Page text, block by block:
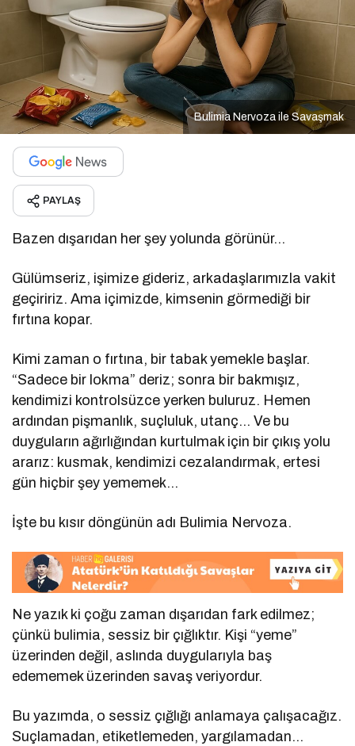
Bulimia Nervoza ile Savaşmak
PAYLAŞ
Bazen dışarıdan her şey yolunda görünür…
Gülümseriz, işimize gideriz, arkadaşlarımızla vakit
geçiririz. Ama içimizde, kimsenin görmediği bir
fırtına kopar.
Kimi zaman o fırtına, bir tabak yemekle başlar.
“Sadece bir lokma” deriz; sonra bir bakmışız,
kendimizi kontrolsüzce yerken buluruz. Hemen
ardından pişmanlık, suçluluk, utanç… Ve bu
duyguların ağırlığından kurtulmak için bir çıkış yolu
ararız: kusmak, kendimizi cezalandırmak, ertesi
gün hiçbir şey yememek…
İşte bu kısır döngünün adı Bulimia Nervoza.
Ne yazık ki çoğu zaman dışarıdan fark edilmez;
çünkü bulimia, sessiz bir çığlıktır. Kişi “yeme”
üzerinden değil, aslında duygularıyla baş
edememek üzerinden savaş veriyordur.
Bu yazımda, o sessiz çığlığı anlamaya çalışacağız.
Suçlamadan, etiketlemeden, yargılamadan…